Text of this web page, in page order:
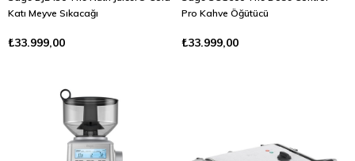
Katı Meyve Sıkacağı
₺33.999,00
Pro Kahve Öğütücü
₺33.999,00